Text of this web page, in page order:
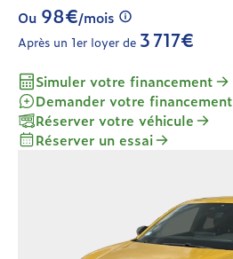
Ou 98€/mois
Après un 1er loyer de 3 717€
Simuler votre financement
Demander votre financement
Réserver votre véhicule
Réserver un essai